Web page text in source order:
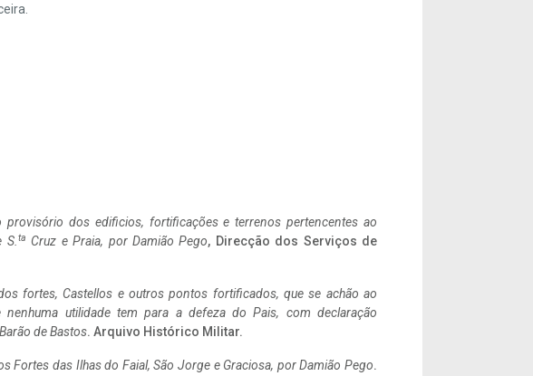
provisório dos edificios, fortificações e terrenos pertencentes ao
S. ta Cruz e Praia, por Damião Pego, Direcção dos Serviços de
fortes, Castellos e outros pontos fortificados, que se achão ao
nenhuma utilidade tem para a defeza do Pais, com declaração
de Bastos. Arquivo Histórico Militar.
Fortes das Ilhas do Faial, São Jorge e Graciosa, por Damião Pego.